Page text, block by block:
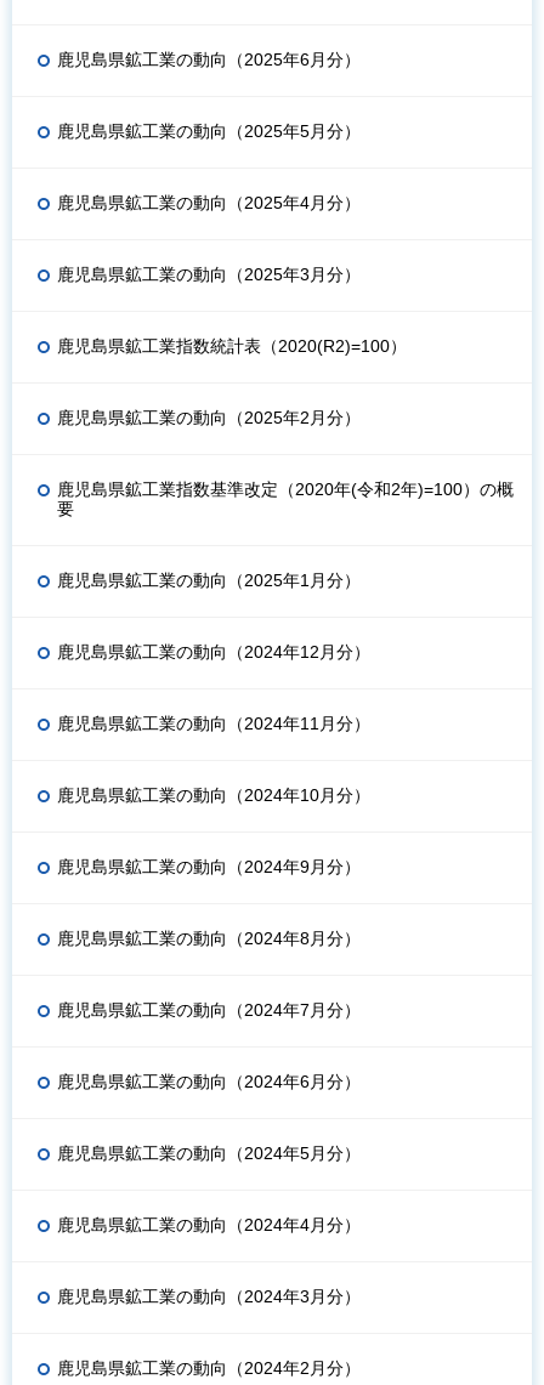
鹿児島県鉱工業の動向（2025年6月分）
鹿児島県鉱工業の動向（2025年5月分）
鹿児島県鉱工業の動向（2025年4月分）
鹿児島県鉱工業の動向（2025年3月分）
鹿児島県鉱工業指数統計表（2020(R2)=100）
鹿児島県鉱工業の動向（2025年2月分）
鹿児島県鉱工業指数基準改定（2020年(令和2年)=100）の概
要
鹿児島県鉱工業の動向（2025年1月分）
鹿児島県鉱工業の動向（2024年12月分）
鹿児島県鉱工業の動向（2024年11月分）
鹿児島県鉱工業の動向（2024年10月分）
鹿児島県鉱工業の動向（2024年9月分）
鹿児島県鉱工業の動向（2024年8月分）
鹿児島県鉱工業の動向（2024年7月分）
鹿児島県鉱工業の動向（2024年6月分）
鹿児島県鉱工業の動向（2024年5月分）
鹿児島県鉱工業の動向（2024年4月分）
鹿児島県鉱工業の動向（2024年3月分）
鹿児島県鉱工業の動向（2024年2月分）